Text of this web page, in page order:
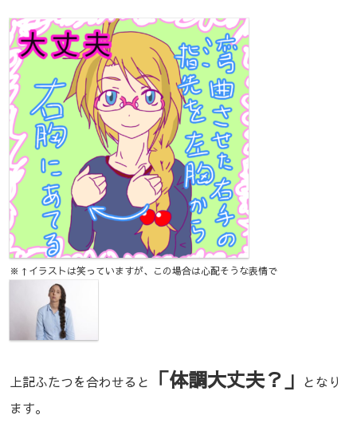
※↑イラストは笑っていますが、この場合は心配そうな表情で
上記ふたつを合わせると 「体調大丈夫？」 となり
ます。